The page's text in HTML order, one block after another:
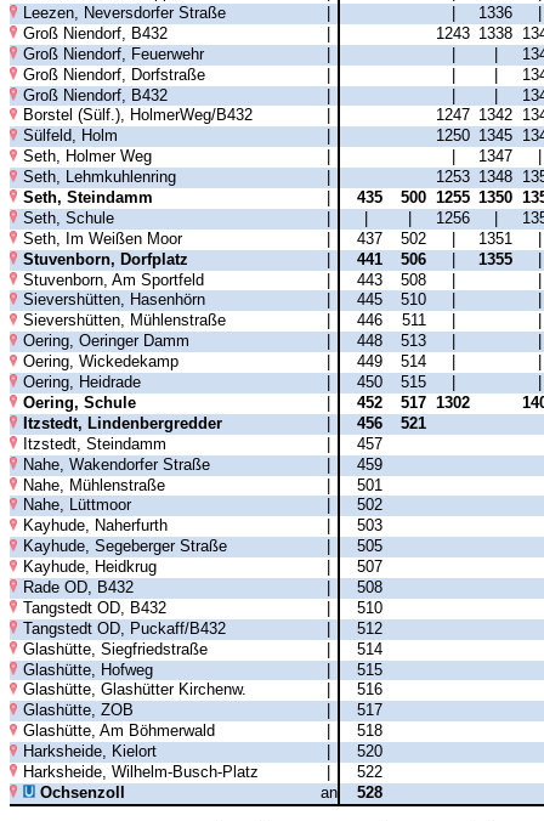
Leezen, Neversdorfer Straße
1336
Groß Niendorf, B432
1243 1338
Groß Niendorf, Feuerwehr
Groß Niendorf, Dorfstraße
| | |
Groß Niendorf, B432
| | |
Borstel (Sülf.), HolmerWeg/B432
1247 1342
Sülfeld, Holm
1250 1345
Seth, Holmer Weg
1347
Seth, Lehmkuhlenring
1253 1348
Seth, Steindamm
435 500 1255 1350
Seth, Schule
1256
Seth, Im Weißen Moor
437 502 1351
Stuvenborn, Dorfplatz
| 441 506 | 1355
Stuvenborn, Am Sportfeld
| 443 508 |
Sievershütten, Hasenhörn
445 510
Sievershütten, Mühlenstraße
446 511
Oering, Oeringer Damm
448 513
Oering, Wickedekamp
449 514
Oering, Heidrade
450 515
Oering, Schule
452 517 1302
Itzstedt, Lindenbergredder
456
521
Itzstedt, Steindamm
|
457
Nahe, Wakendorfer Straße
|
459
Nahe, Mühlenstraße
|
501
Nahe, Lüttmoor
502
Kayhude, Naherfurth
503
Kayhude, Segeberger Straße
505
Kayhude, Heidkrug
507
Rade OD, B432
508
Tangstedt OD, B432
510
Tangstedt OD, Puckaff/B432
|
512
Glashütte, Siegfriedstraße
|
514
Glashütte, Hofweg
|
515
Glashütte, Glashütter Kirchenw.
516
Glashütte, ZOB
517
Glashütte, Am Böhmerwald
518
Harksheide, Kielort
520
Harksheide, Wilhelm-Busch-Platz
522
Ochsenzoll
an 528